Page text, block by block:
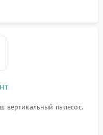
вертикальный пылесос.